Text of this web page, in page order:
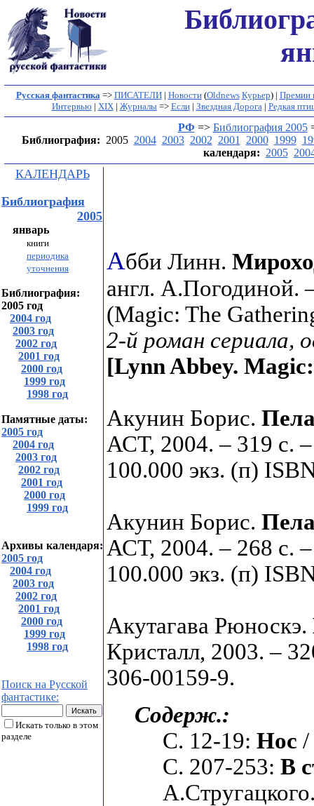
Русская фантастика=> ПИСАТЕЛИ| Новости(Oldnews Курьер) | Премии
Интервью| XIX| Журналы=> Если| Звездная Дорога| Редкая
РФ => Библиография 2005
Библиография: 2005 2004 2003 2002 2001 2000 1999
календаря: 2005
КАЛЕНДАРЬ
Библиография
2005
январь
книги
периодика
уточнения
Библиография:
2005 год
2004 год
2003 год
2002 год
2001 год
2000 год
1999 год
1998 год
Памятные даты:
2005 год
2004 год
2003 год
2002 год
2001 год
2000 год
1999 год
Архивы календаря:
2005 год
2004 год
2003 год
2002 год
2001 год
2000 год
1999 год
1998 год
Поиск на Русской
фантастике:
Искать только в этом
разделе
Абби Линн.
англ. А.Погодиной.
(Magic: The
2-й роман сериала,
[Lynn Abbey.
Акунин Борис.
АСТ, 2004. – 319 с.
100.000 экз. (п)
Акунин Борис.
АСТ, 2004. – 268 с.
100.000 экз. (п)
Акутагава Рюноскэ.
Кристалл, 2003. –
306-00159-9.
Содерж.:
С. 12-19: Нос /
С. 207-253: В